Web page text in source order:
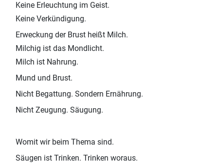
Keine Erleuchtung im Geist.
Keine Verkündigung.
Erweckung der Brust heißt Milch.
Milchig ist das Mondlicht.
Milch ist Nahrung.
Mund und Brust.
Nicht Begattung. Sondern Ernährung.
Nicht Zeugung. Säugung.
Womit wir beim Thema sind.
Säugen ist Trinken. Trinken woraus.